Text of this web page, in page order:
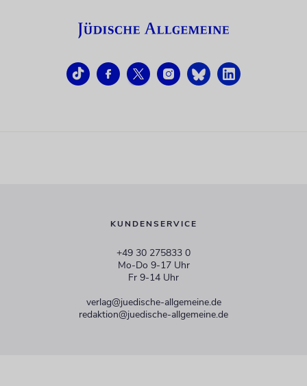
KUNDENSERVICE
+49 30 275833 0
Mo-Do 9-17 Uhr
Fr 9-14 Uhr
verlag@juedische-allgemeine.de
redaktion@juedische-allgemeine.de